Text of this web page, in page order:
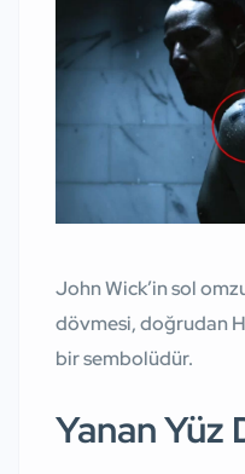
John Wick’in sol
dövmesi, doğrudan
bir sembolüdür.
Yanan Yüz